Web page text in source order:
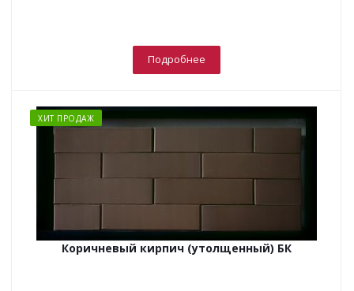
Подробнее
ХИТ ПРОДАЖ
Коричневый кирпич (утолщенный) БК